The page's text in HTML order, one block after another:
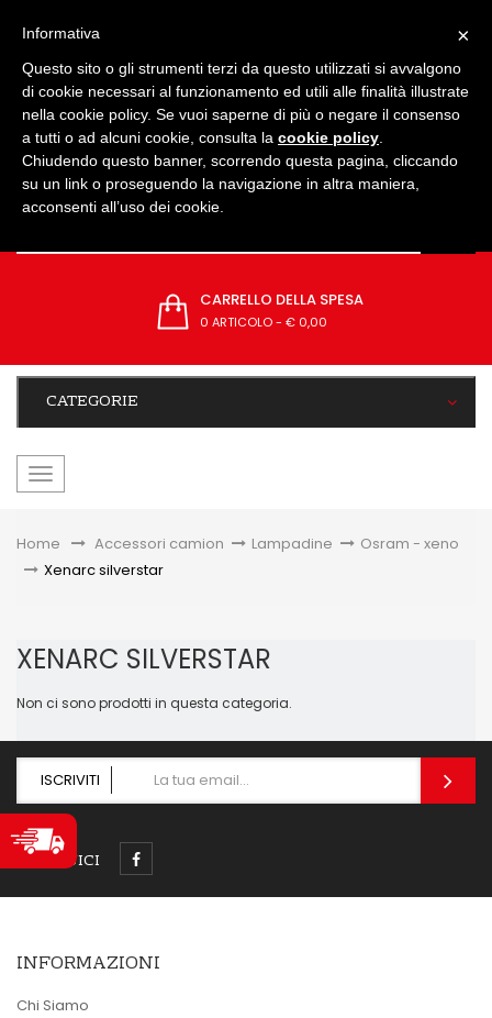
CARRELLO DELLA SPESA
0 ARTICOLO- € 0,00
CATEGORIE
navigazione
Home &gt;Accessori camion > Lampadine >
Osram - xeno
> Xenarc silverstar
XENARC SILVERSTAR
Non ci sono prodotti in questa categoria.
ISCRIVITI
SEGUICI
INFORMAZIONI
Chi Siamo
×
Informativa
Questo sito o gli strumenti terzi da questo utilizzati si avvalgono
di cookie necessari al funzionamento ed utili alle finalità illustrate
nella cookie policy. Se vuoi saperne di più o negare il consenso
a tutti o ad alcuni cookie, consulta la cookie policy
Chiudendo questo banner, scorrendo questa pagina, cliccando
su un link o proseguendo la navigazione in altra maniera,
acconsenti all’uso dei cookie.